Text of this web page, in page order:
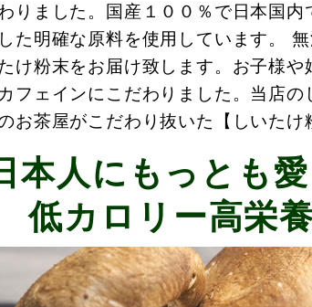
りました。国産１００％で日本国
た明確な原料を使用しています。
け粉末をお届け致します。お子様
フェインにこだわりました。当店
お茶屋がこだわり抜いた【しいた
本人にもっとも
低カロリー高栄